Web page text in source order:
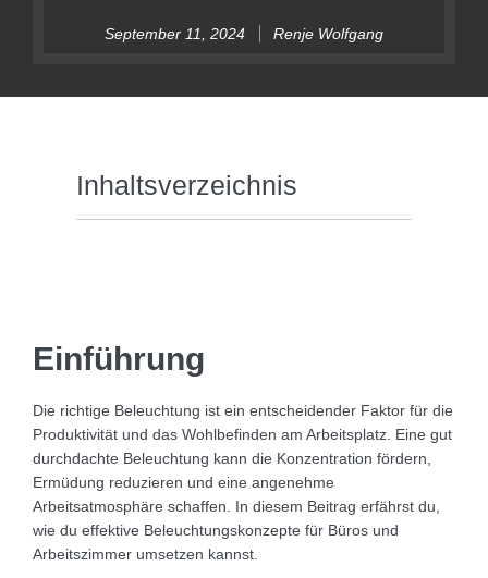
September 11, 2024 Renje Wolfgang
Inhaltsverzeichnis
Einführung
Die richtige Beleuchtung ist ein entscheidender Faktor für die
Produktivität und das Wohlbefinden am Arbeitsplatz. Eine gut
durchdachte Beleuchtung kann die Konzentration fördern,
Ermüdung reduzieren und eine angenehme
Arbeitsatmosphäre schaffen. In diesem Beitrag erfährst du,
wie du effektive Beleuchtungskonzepte für Büros und
Arbeitszimmer umsetzen kannst.